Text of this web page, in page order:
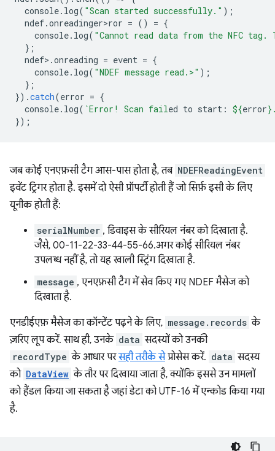
console. log( "Scan started successfully." );
ndef.onreadinger>ror = () = {
console. log( "Cannot read data from the NFC tag.
};
ndef> .onreading = event = {
console. log( "NDEF message read.>" );
};
}).catch(error = {
console. log( `Error! Scan failed to start: ${error}
});
जब कोई एनएफ़सी टैग आस-पास होता है, तब NDEFReadingEvent
इवेंट ट्रिगर होता है. इसमें दो ऐसी प्रॉपर्टी होती हैं जो सिर्फ़ इसी के लिए
यूनीक होती हैं:
serialNumber , डिवाइस के सीरियल नंबर को दिखाता है.
जैसे, 00-11-22-33-44-55-66.अगर कोई सीरियल नंबर
उपलब्ध नहीं है, तो यह खाली स्ट्रिंग दिखाता है.
message , एनएफ़सी टैग में सेव किए गए NDEF मैसेज को
दिखाता है.
एनडीईएफ़ मैसेज का कॉन्टेंट पढ़ने के लिए, message.records के
ज़रिए लूप करें. साथ ही, उनके data सदस्यों को उनकी
recordType के आधार परसही तरीके सेप्रोसेस करें. data सदस्य
को DataView के तौर पर दिखाया जाता है, क्योंकि इससे उन मामलों
को हैंडल किया जा सकता है जहां डेटा को UTF-16 में एन्कोड किया गया
है.